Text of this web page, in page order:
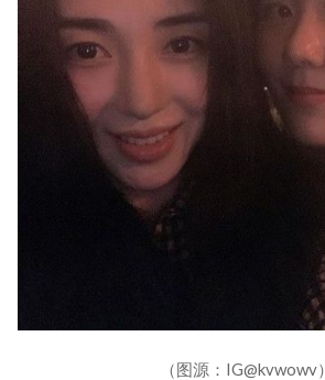
（图源：IG@kvwowv）